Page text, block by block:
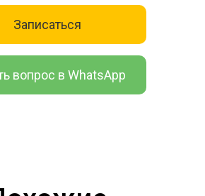
вопрос в WhatsApp
Записаться